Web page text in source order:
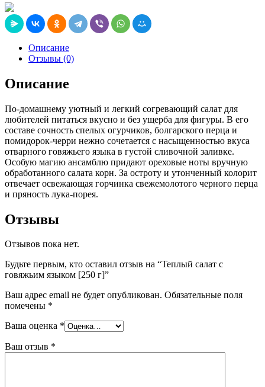
Описание
Отзывы (0)
Описание
По-домашнему уютный и легкий согревающий салат для
любителей питаться вкусно и без ущерба для фигуры. В его
составе сочность спелых огурчиков, болгарского перца и
помидорок-черри нежно сочетается с насыщенностью вкуса
отварного говяжьего языка в густой сливочной заливке.
Особую магию ансамблю придают ореховые ноты вручную
обработанного салата корн. За остроту и утонченный колорит
отвечает освежающая горчинка свежемолотого черного перца
и пряность лука-порея.
Отзывы
Отзывов пока нет.
Будьте первым, кто оставил отзыв на “Теплый салат с
говяжьим языком [250 г]”
Ваш адрес email не будет опубликован. Обязательные поля
помечены *
Ваша оценка *
Ваш отзыв *